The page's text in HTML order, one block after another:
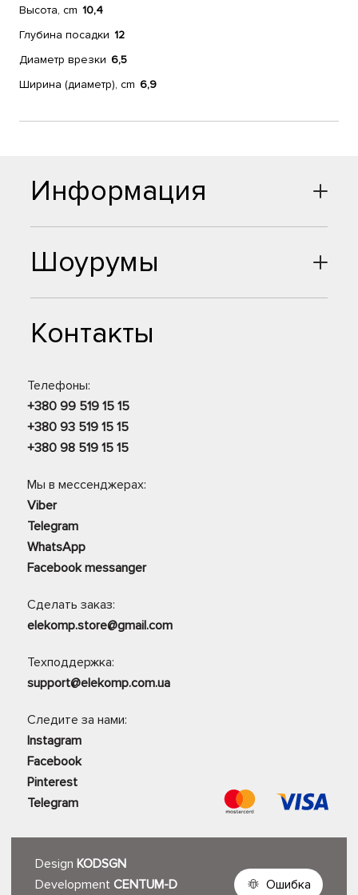
Высота, cm 10,4
Глубина посадки 12
Диаметр врезки 6,5
Ширина (диаметр), cm 6,9
Шоурумы
Контакты
Телефоны:
+380 99 519 15 15
+380 93 519 15 15
+380 98 519 15 15
Мы в мессенджерах:
Viber
Telegram
WhatsApp
Facebook messanger
Сделать заказ:
elekomp.store@gmail.com
Техподдержка:
support@elekomp.com.ua
Следите за нами:
Instagram
Facebook
Pinterest
Telegram
Информация
Design KODSGN
Development CENTUM-D Ошибка